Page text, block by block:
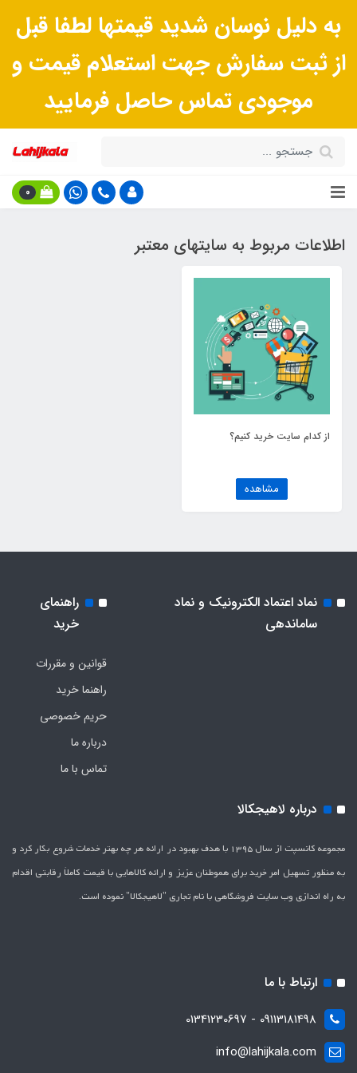
به دلیل نوسان شدید قیمتها لطفا قبل
از ثبت سفارش جهت استعلام قیمت و
موجودی تماس حاصل فرمایید
0
اطلاعات مربوط به سایتهای معتبر
از کدام سایت خرید کنیم؟
مشاهده
نماد اعتماد الکترونیک و نماد
ساماندهی
راهنمای
خرید
قوانین و مقررات
راهنما خرید
حریم خصوصی
درباره ما
تماس با ما
درباره لاهیجکالا
مجموعه کانسپت از سال 1395 با هدف بهبود در ارائه هر چه بهتر خدمات شروع بکار کرد و
به منظور تسهیل امر خرید برای هموطنان عزیز و ارائه کالاهایی با قیمت کاملاَ رقابتی اقدام
به راه اندازی وب سایت فروشگاهی با نام تجاری "لاهیج­کالا" نموده است.
ارتباط با ما
09113181498 - 01341230697
info@lahijkala.com